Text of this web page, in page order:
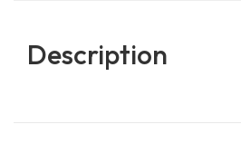
Description